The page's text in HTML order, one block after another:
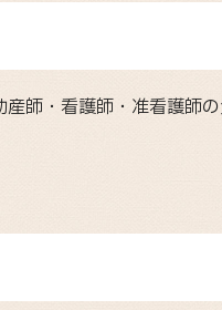
師・看護師・准看護師